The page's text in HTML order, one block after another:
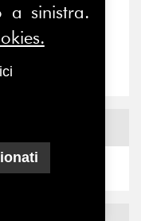
a sinistra.